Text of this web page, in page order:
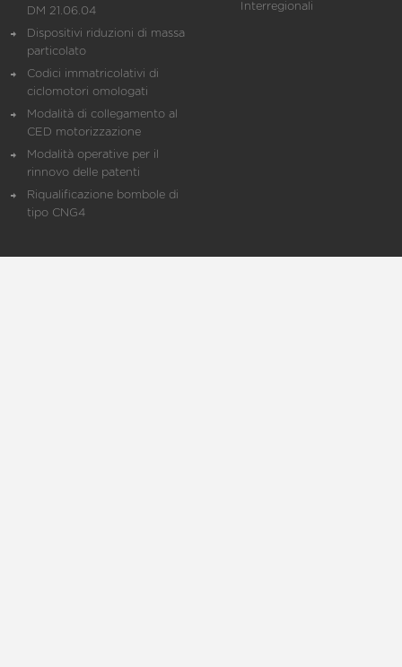
DM 21.06.04
Dispositivi riduzioni di massa
particolato
Codici immatricolativi di
ciclomotori omologati
Modalità di collegamento al
CED motorizzazione
Modalità operative per il
rinnovo delle patenti
Riqualificazione bombole di
tipo CNG4
Interregionali